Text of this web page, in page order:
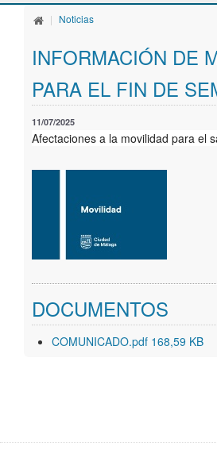
Quienes somos
Servicios
Modos de desplazamiento
Líneas de trabajo
Geoportal
| Noticias
INFORMACIÓN DE
PARA EL FIN DE
11/07/2025
Afectaciones a la movilidad para el
DOCUMENTOS
COMUNICADO.pdf 168,59 KB